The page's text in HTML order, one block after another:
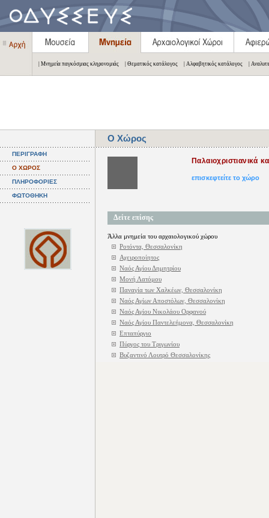
| Μνημεία παγκόσμιας κληρονομιάς | Θεματικός κατάλογος | Αλφαβητικός κατάλογος |
Ο Χώρος
ΠΕΡΙΓΡΑΦΗ
Ο ΧΩΡΟΣ
ΠΛΗΡΟΦΟΡΙΕΣ
ΦΩΤΟΘΗΚΗ
Παλαιοχριστιανικά
επισκεφτείτε το χώρο
Δείτε επίσης
Άλλα μνημεία του αρχαιολογικού χώρου
Ροτόντα, Θεσσαλονίκη
Αχειροποίητος
Ναός Αγίου Δημητρίου
Μονή Λατόμου
Παναγία των Χαλκέων, Θεσσαλονίκη
Ναός Αγίων Αποστόλων, Θεσσαλονίκη
Ναός Αγίου Νικολάου Ορφανού
Ναός Αγίου Παντελεήμονα, Θεσσαλονίκη
Επταπύργιο
Πύργος του Τριγωνίου
Βυζαντινό Λουτρό Θεσσαλονίκης